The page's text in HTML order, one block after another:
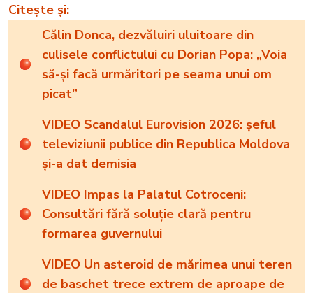
Citește și:
Călin Donca, dezvăluiri uluitoare din
culisele conflictului cu Dorian Popa: „Voia
să-și facă urmăritori pe seama unui om
picat”
VIDEO Scandalul Eurovision 2026: șeful
televiziunii publice din Republica Moldova
și-a dat demisia
VIDEO Impas la Palatul Cotroceni:
Consultări fără soluție clară pentru
formarea guvernului
VIDEO Un asteroid de mărimea unui teren
de baschet trece extrem de aproape de